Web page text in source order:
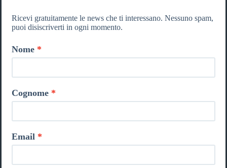
Ricevi gratuitamente le news che ti interessano. Nessuno spam,
puoi disiscriverti in ogni momento.
Nome
Cognome
Email